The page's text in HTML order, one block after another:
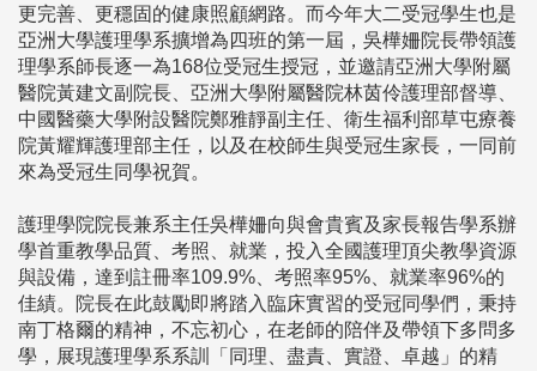
更完善、更穩固的健康照顧網路。而今年大二受冠學生也是
亞洲大學護理學系擴增為四班的第一屆，吳樺姍院長帶領護
理學系師長逐一為168位受冠生授冠，並邀請亞洲大學附屬
醫院黃建文副院長、亞洲大學附屬醫院林茵伶護理部督導、
中國醫藥大學附設醫院鄭雅靜副主任、衛生福利部草屯療養
院黃耀輝護理部主任，以及在校師生與受冠生家長，一同前
來為受冠生同學祝賀。
護理學院院長兼系主任吳樺姍向與會貴賓及家長報告學系辦
學首重教學品質、考照、就業，投入全國護理頂尖教學資源
與設備，達到註冊率109.9%、考照率95%、就業率96%的
佳績。院長在此鼓勵即將踏入臨床實習的受冠同學們，秉持
南丁格爾的精神，不忘初心，在老師的陪伴及帶領下多問多
學，展現護理學系系訓「同理、盡責、實證、卓越」的精